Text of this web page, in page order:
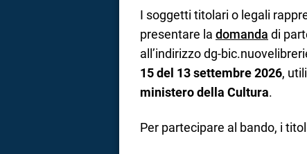
I soggetti titolari o legali
presentare la domanda di
all’indirizzo dg-
15 del 13 settembre 2026,
ministero della Cultura.
Per partecipare al bando, i